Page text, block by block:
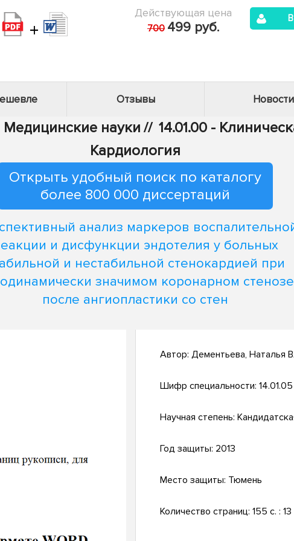
+
Действующая цена
700 499 руб.
Отзывы Новости
Медицинские науки // 14.01.00 -
Кардиология
Открыть удобный поиск по каталогу
более 800 000 диссертаций
анализ маркеров
и дисфункции эндотелия у больных
и нестабильной стенокардией при
значимом коронарном стенозе
после ангиопластики со стен
Автор: Дементьева, Наталья
Шифр специальности: 14.01.05
Научная степень:
Год защиты: 2013
Место защиты: Тюмень
Количество страниц: 155 с. : 13